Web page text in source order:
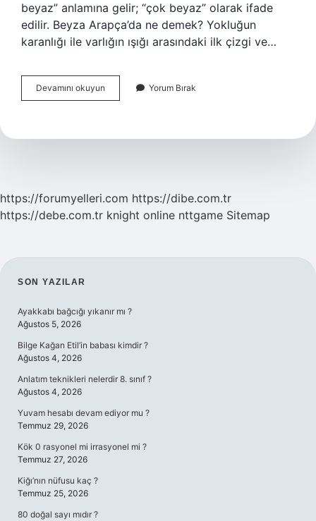
beyaz” anlamına gelir; “çok beyaz” olarak ifade
edilir. Beyza Arapça’da ne demek? Yokluğun
karanlığı ile varlığın ışığı arasındaki ilk çizgi ve…
Devamını okuyun
Kürtçe
Yorum Bırak
https://forumyelleri.com https://dibe.com.tr
https://debe.com.tr knight online nttgame Sitemap
SIDEBAR
SON YAZILAR
Ayakkabı bağcığı yıkanır mı ?
Ağustos 5, 2026
Bilge Kağan Etil’in babası kimdir ?
Ağustos 4, 2026
Anlatım teknikleri nelerdir 8. sınıf ?
Ağustos 4, 2026
Yuvam hesabı devam ediyor mu ?
Temmuz 29, 2026
Kök 0 rasyonel mi irrasyonel mi ?
Temmuz 27, 2026
Kiğı’nın nüfusu kaç ?
Temmuz 25, 2026
80 doğal sayı mıdır ?